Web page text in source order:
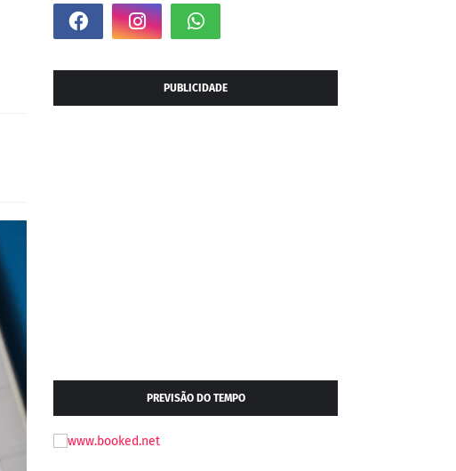
PUBLICIDADE
PREVISÃO DO TEMPO